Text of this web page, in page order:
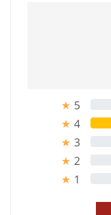
★ 5
★ 4
★ 3
★ 2
★ 1